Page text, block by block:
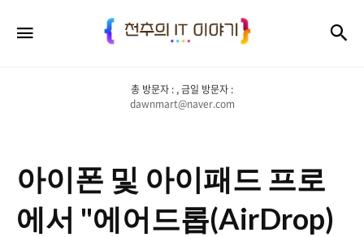
천
추
의
IT
야
기
총 방문자 : , 금일 방문자 :
dawnmart@naver.com
아이폰 및 아이패드 프로
에서 "에어드롭(AirDrop)